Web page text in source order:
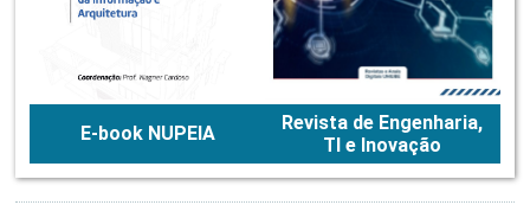
E-book NUPEIA
Revista de Engenharia,
TI e Inovação